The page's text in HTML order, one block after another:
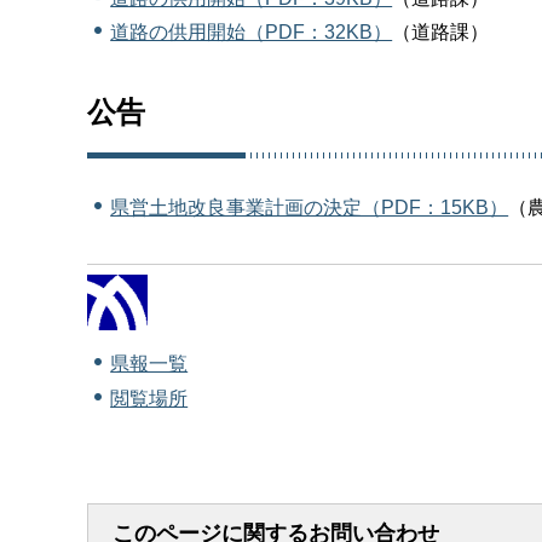
道路の供用開始（PDF：32KB）
（道路課）
公告
県営土地改良事業計画の決定（PDF：15KB） （
県報一覧
閲覧場所
このページに関するお問い合わせ